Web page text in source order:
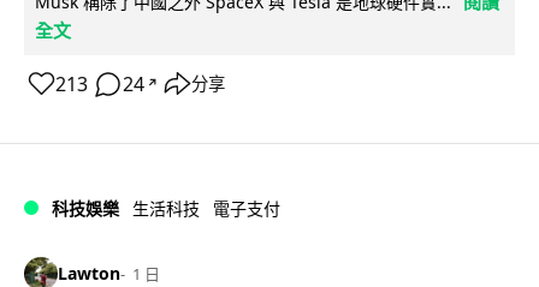
全文
213 24 ↗ 分享
科技娛樂 生活科技 電子支付
Lawton 1 日